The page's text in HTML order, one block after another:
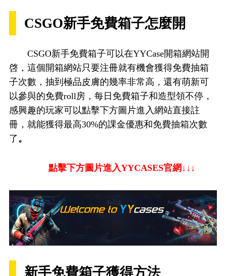
CSGO新手免費箱子怎麼開
CSGO新手免費箱子可以在YYCase開箱網站開
啓，這個開箱網站只要注冊就有機會獲得免費抽箱
子次數，抽到極品皮膚的幾率非常高，還有萌新可
以參與的免費roll房，每日免費箱子和造型領不停，
感興趣的玩家可以點擊下方圖片進入網站直接註
冊，就能獲得最高30%的課金優惠和免費抽箱次數
了 。
點擊下方圖片進入YYCASES官網↓↓↓
新手免費箱子獲得方法